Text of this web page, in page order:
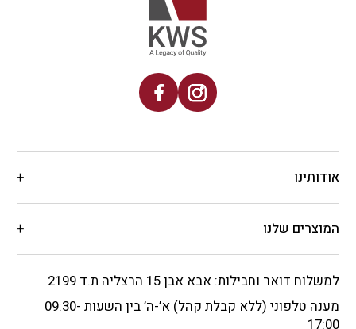
אודותינו
המוצרים שלנו
למשלוח דואר וחבילות: אבא אבן 15 הרצליה ת.ד 2199
מענה טלפוני (ללא קבלת קהל) א’-ה’ בין השעות 09:30-
17:00